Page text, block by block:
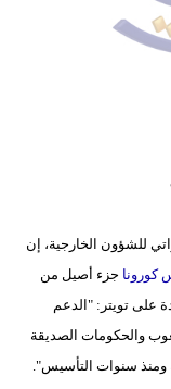
علوم
وتكنولوجيا
بيئة
للشؤون الخارجية، إن
كورونا جزء أصيل من
على تويتر: "الدعم
والحكومات الصديقة
سنوات التأسيس".